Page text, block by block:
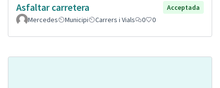
Asfaltar carretera
Acceptada
Mercedes
Municipi Carrers i Vials 0 0